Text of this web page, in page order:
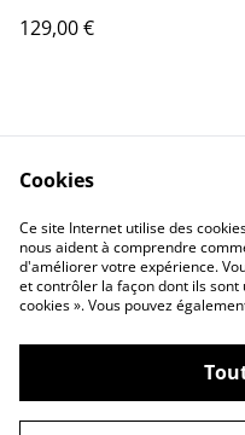
129,00 €
Contactez-nous
Politique de
confidentialité
©2026Mediaphons13
Cookies
Ce site Internet utilise des
nous aident à comprendre
d'améliorer votre expérience.
et contrôler la façon dont ils
cookies ». Vous pouvez